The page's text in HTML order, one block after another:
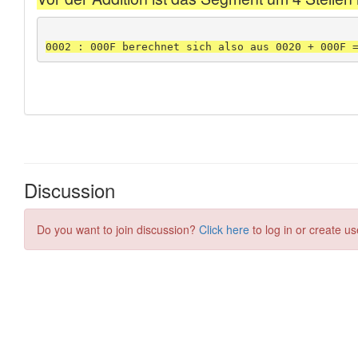
Discussion
Do you want to join discussion? Click here to log in or create